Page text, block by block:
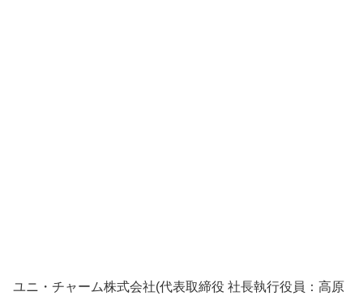
ユニ・チャーム株式会社(代表取締役 社長執行役員：高原